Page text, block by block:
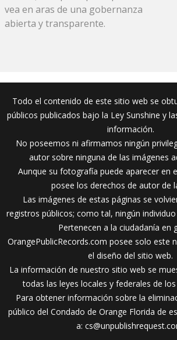
vea en aras de una gobernanza
abierta y transparente.
Todo el contenido de este sitio web se
públicos publicados bajo la Ley Sunshine y
información.
No poseemos ni afirmamos ningún
autor sobre ninguna de las imágenes
Aunque su fotografía puede aparecer en
posee los derechos de autor de
Las imágenes de estas páginas se
registros públicos; como tal, ningún
Pertenecen a la ciudadanía en
OrangePublicRecords.com posee solo este
el diseño del sitio web.
La información de nuestro sitio web se
todas las leyes locales y federales de
Para obtener información sobre la
público del Condado de Orange Florida de
a: